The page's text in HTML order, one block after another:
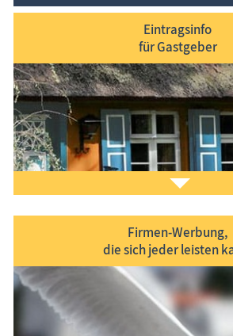
Eintragsinfo
für Gastgeber
Firmen-Werbung,
die sich jeder leisten